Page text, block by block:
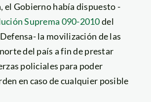
el Gobierno había dispuesto -
Suprema 090-2010del
la movilización de las
del país a fin de prestar
policiales para poder
en caso de cualquier posible